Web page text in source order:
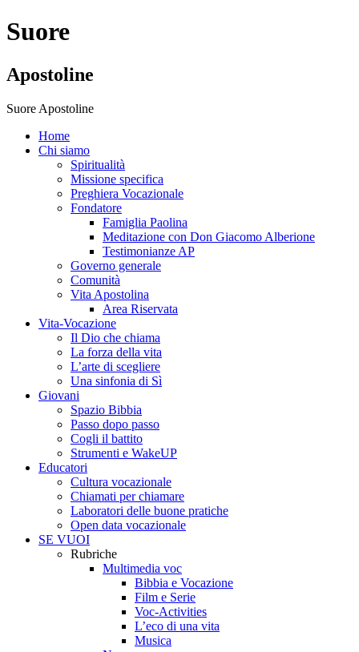
Suore
Apostoline
Suore Apostoline
Home
Chi siamo
Spiritualità
Missione specifica
Preghiera Vocazionale
Fondatore
Famiglia Paolina
Meditazione con Don Giacomo Alberione
Testimonianze AP
Governo generale
Comunità
Vita Apostolina
Area Riservata
Vita-Vocazione
Il Dio che chiama
La forza della vita
L’arte di scegliere
Una sinfonia di Sì
Giovani
Spazio Bibbia
Passo dopo passo
Cogli il battito
Strumenti e WakeUP
Educatori
Cultura vocazionale
Chiamati per chiamare
Laboratori delle buone pratiche
Open data vocazionale
SE VUOI
Rubriche
Multimedia voc
Bibbia e Vocazione
Film e Serie
Voc-Activities
L’eco di una vita
Musica